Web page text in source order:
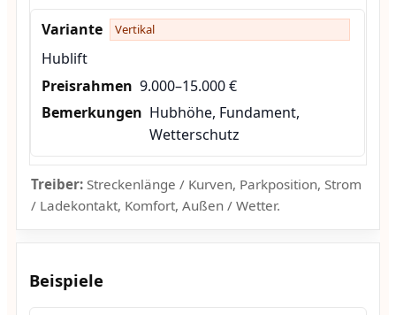
Vertikal
Hublift
9.000–15.000 €
Hubhöhe, Fundament,
Wetterschutz
Treiber:Streckenlänge / Kurven, Parkposition, Strom
/ Ladekontakt, Komfort, Außen / Wetter.
Beispiele